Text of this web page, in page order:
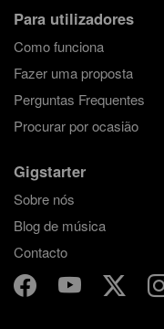
Para utilizadores
Como funciona
Fazer uma proposta
Perguntas Frequentes
Procurar por ocasião
Gigstarter
Sobre nós
Blog de música
Contacto